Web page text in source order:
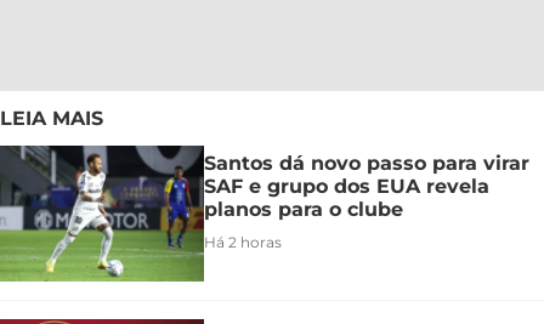
LEIA MAIS
Santos dá novo passo para virar
SAF e grupo dos EUA revela
planos para o clube
Há 2 horas